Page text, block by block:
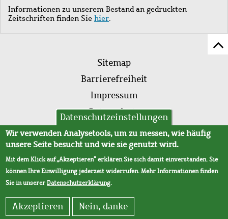
Informationen zu unserem Bestand an gedruckten
Zeitschriften finden Sie hier.
Fußleistenmenü
Sitemap
Barrierefreiheit
Impressum
Datenschutz
AVB
Datenschutzeinstellungen
Wir verwenden Analysetools, um zu messen, wie häufig
unsere Seite besucht und wie sie genutzt wird.
Mit dem Klick auf „Akzeptieren“ erklären Sie sich damit einverstanden. Sie
können Ihre Einwilligung jederzeit widerrufen. Mehr Informationen finden
Sie in unsererDatenschutzerklärung.
Akzeptieren Nein, danke